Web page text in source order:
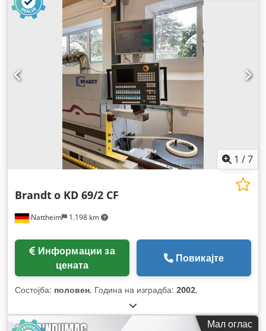
1 /7
Nattheim 1.198 km
Brandto KD 69/2 CF
цената
Повикајте
Состојба: половен, Година на изградба: 2002,
Мал оглас